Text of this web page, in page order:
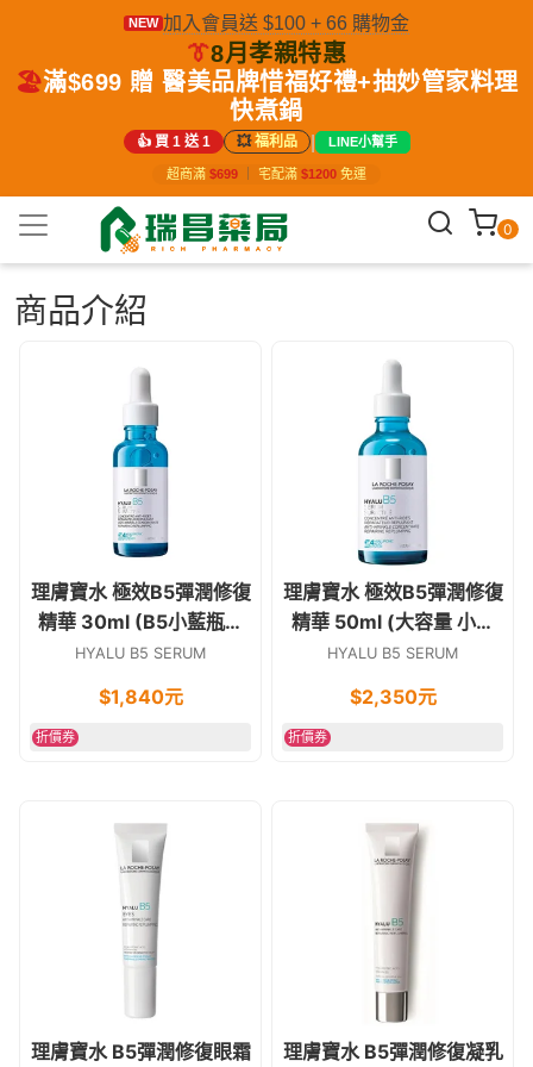
NEW 加入會員送 $100 + 66 購物金
👔8月孝親特惠
🏖️滿$699 贈 醫美品牌惜福好禮+抽妙管家料理
快煮鍋
👍 買 1 送 1 💥福利品 | LINE小幫手
超商滿 $699 宅配滿 $1200 免運
0
商品介紹
理膚寶水 極效B5彈潤修復
精華 30ml (B5小藍瓶精
華液)
HYALU B5 SERUM
$1,840元
折價券
理膚寶水 極效B5彈潤修復
精華 50ml (大容量 小藍
瓶精華液)
HYALU B5 SERUM
$2,350元
折價券
理膚寶水 B5彈潤修復眼霜 理膚寶水 B5彈潤修復凝乳